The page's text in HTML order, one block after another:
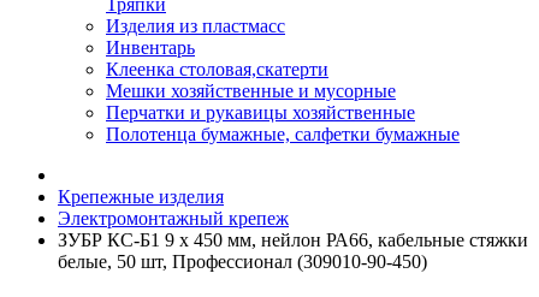
Тряпки
Изделия из пластмасс
Инвентарь
Клеенка столовая,скатерти
Мешки хозяйственные и мусорные
Перчатки и рукавицы хозяйственные
Полотенца бумажные, салфетки бумажные
Крепежные изделия
Электромонтажный крепеж
ЗУБР КС-Б1 9 x 450 мм, нейлон РА66, кабельные стяжки
белые, 50 шт, Профессионал (309010-90-450)